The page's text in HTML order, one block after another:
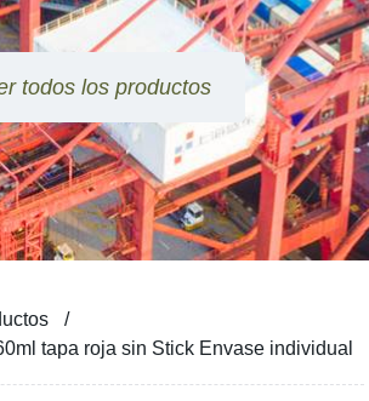
tapa roja sin Stick Envase individual